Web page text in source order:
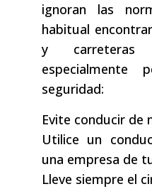
ignoran las
habitual
y carreteras
seguridad:
Evite conducir de
Utilice un
una empresa de
Lleve siempre el